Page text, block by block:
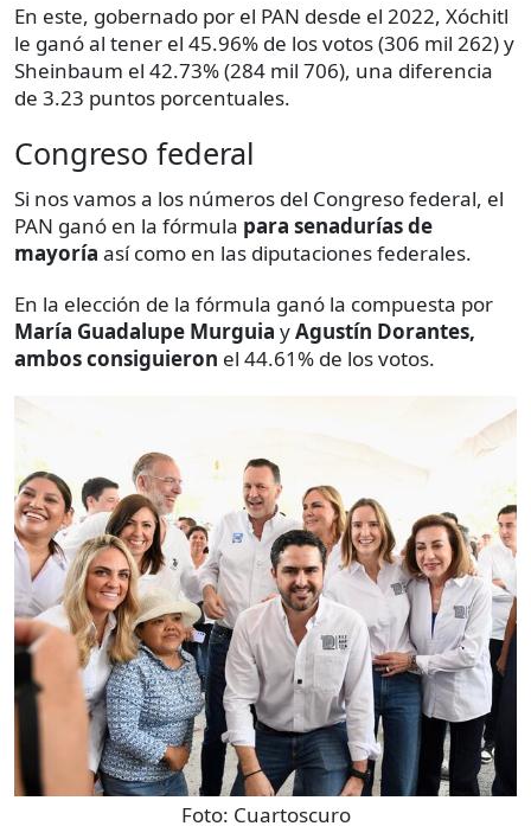
En este, gobernado por el PAN desde el 2022, Xóchitl
le ganó al tener el 45.96% de los votos (306 mil 262) y
Sheinbaum el 42.73% (284 mil 706), una diferencia
de 3.23 puntos porcentuales.
Congreso federal
Si nos vamos a los números del Congreso federal, el
PAN ganó en la fórmula para senadurías de
mayoría así como en las diputaciones federales.
En la elección de la fórmula ganó la compuesta por
María Guadalupe Murguia yAgustín Dorantes,
ambos consiguieron el 44.61% de los votos.
Foto: Cuartoscuro